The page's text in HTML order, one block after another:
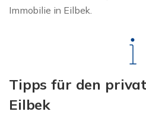
Immobilie in Eilbek.
Tipps für den
Eilbek